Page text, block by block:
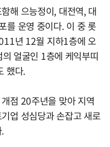
해 으능정이, 대전역, 대
를 운영 중이다. 이 중 롯
년 12월 지하1층에 오
얼굴인 1층에 케익부띠
했다.
점 20주년을 맞아 지역
업 성심당과 손잡고 새로